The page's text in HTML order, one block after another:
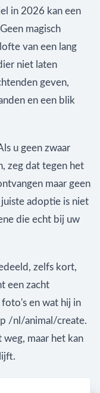
in 2026 kan een
magisch
van een lang
niet laten
geven,
en een blik
u geen zwaar
zeg dat tegen het
maar geen
adoptie is niet
die echt bij uw
zelfs kort,
een zacht
foto's en wat hij in
/nl/animal/create.
maar het kan